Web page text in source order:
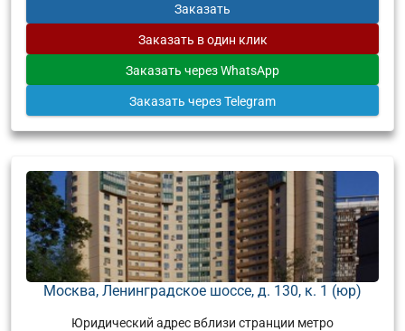
Заказать
Заказать в один клик
Заказать через WhatsApp
Заказать через Telegram
Москва, Ленинградское шоссе, д. 130, к. 1 (юр)
Юридический адрес вблизи странции метро